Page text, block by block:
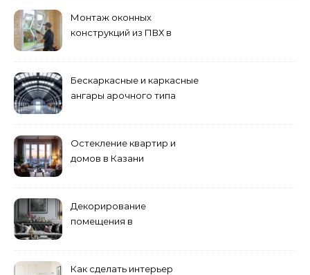
Монтаж оконных
конструкций из ПВХ в
Бескаркасные и каркасные
ангары арочного типа
Остекление квартир и
домов в Казани
Декорирование
помещения в
направлений для создания
Как сделать интерьер